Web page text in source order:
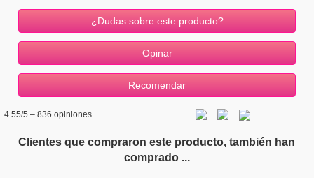
¿Dudas sobre este producto?
4.55/5 – 836 opiniones
Clientes que compraron este producto, también han
comprado ...